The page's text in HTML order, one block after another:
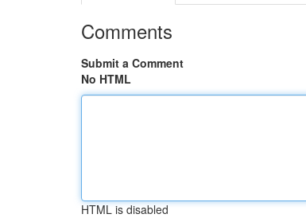
Comments
Submit a Comment
No HTML
HTML is disabled